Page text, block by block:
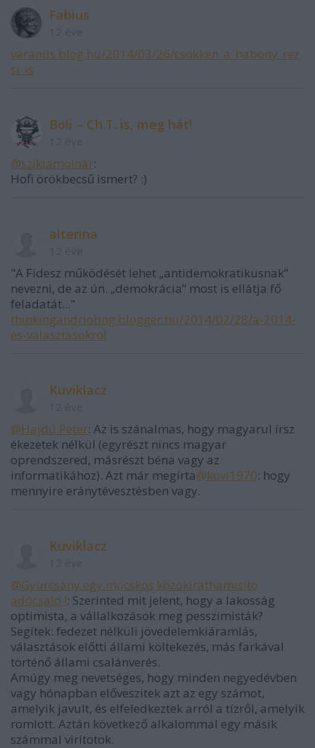
Fabius
varanus.blog.hu/2014/03/26/csokken_a_habony_rez
si_is
Boli – Ch.T. is, meg hát!
@sziklamolnár:
Hofi örökbecsű ismert? :)
alterina
"A Fidesz működését lehet „antidemokratikusnak”
nevezni, de az ún. „demokrácia” most is ellátja fő
feladatát..."
thinkingandrioting.blogger.hu/2014/02/28/a-2014-
es-valasztasokrol
Kuviklacz
@Hajdú Peter: Az is szánalmas, hogy magyarul írsz
ékezetek nélkül (egyrészt nincs magyar
oprendszered, másrészt béna vagy az
informatikához). Azt már megírta@kovi1970: hogy
mennyire eránytévesztésben vagy.
Kuviklacz
@Gyurcsány egy mocskos közokirathamisító
adócsaló !: Szerinted mit jelent, hogy a lakosság
optimista, a vállalkozások meg pesszimisták?
Segítek: fedezet nélküli jövedelemkiáramlás,
választások előtti állami költekezés, más farkával
történő állami csalánverés.
Amúgy meg nevetséges, hogy minden negyedévben
vagy hónapban előveszitek azt az egy számot,
amelyik javult, és elfeledkeztek arról a tízről, amelyik
romlott. Aztán következő alkalommal egy másik
számmal virítotok.